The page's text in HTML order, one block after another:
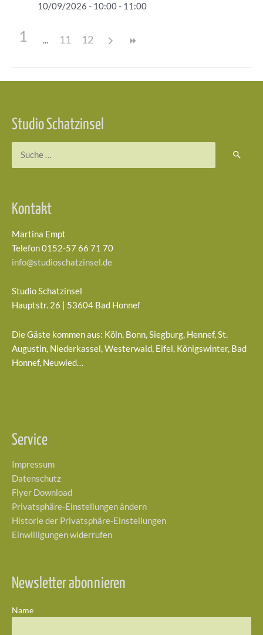
10/09/2026 - 10:00 - 11:00
1 11 12
Studio Schatzinsel
Kontakt
Martina Empt
Telefon 0152-57 66 71 70
info@studioschatzinsel.de
Studio Schatzinsel
Hauptstr. 26 | 53604 Bad Honnef
Die Gäste kommen aus: Köln, Bonn, Siegburg, Hennef, St.
Augustin, Niederkassel, Westerwald, Eifel, Königswinter, Bad
Honnef, Neuwied…
Service
Impressum
Datenschutz
Flyer Download
Privatsphäre-Einstellungen ändern
Historie der Privatsphäre-Einstellungen
Einwilligungen widerrufen
Newsletter abonnieren
Name